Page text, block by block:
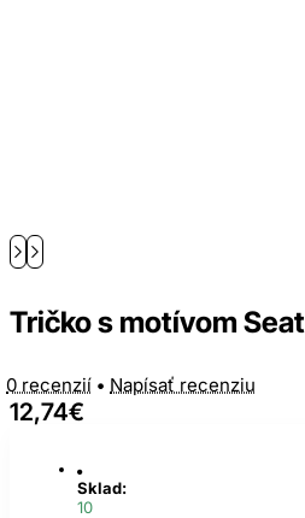
Tričko s motívom Seat
0 recenzií • Napísať recenziu
12,74€
Sklad:
10